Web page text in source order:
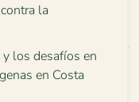
la
los desafíos en
en Costa